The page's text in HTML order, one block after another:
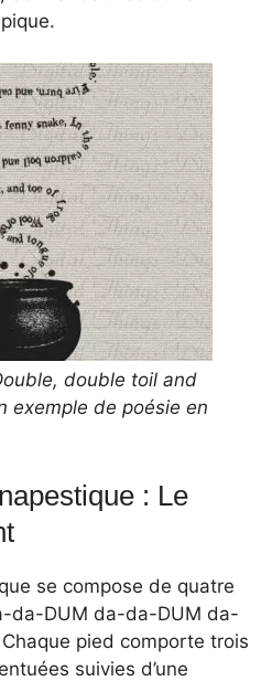
double toil and
exemple de poésie en
: Le
se compose de quatre
da-DUM da-da-DUM da-
pied comporte trois
suivies d’une